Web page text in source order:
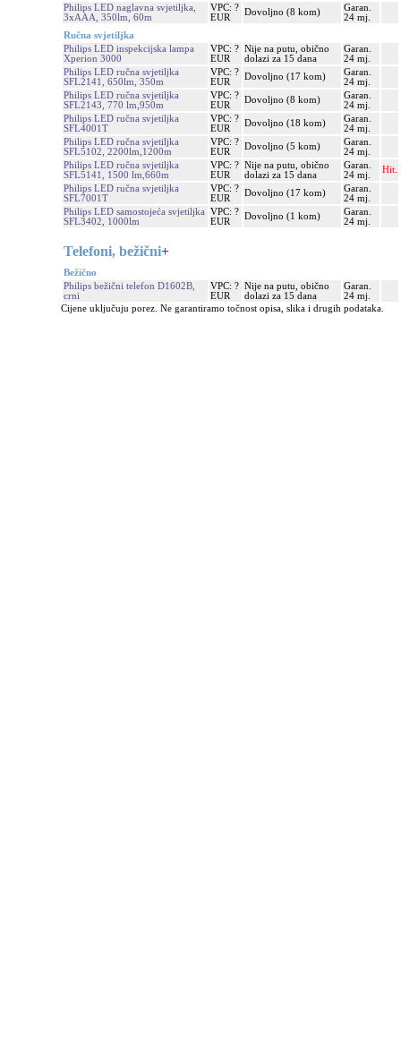
Philips LED naglavna svjetiljka,
3xAAA, 350lm, 60m
VPC: ?
EUR
Dovoljno (8 kom)
Garan.
24 mj.
Ručna svjetiljka
Philips LED inspekcijska lampa
Xperion 3000
VPC: ?
EUR
Nije na putu, obično
dolazi za 15 dana
Garan.
24 mj.
Philips LED ručna svjetiljka
SFL2141, 650lm, 350m
VPC: ?
EUR
Dovoljno (17 kom)
Garan.
24 mj.
Philips LED ručna svjetiljka
SFL2143, 770 lm,950m
VPC: ?
EUR
Dovoljno (8 kom)
Garan.
24 mj.
Philips LED ručna svjetiljka
SFL4001T
VPC: ?
EUR
Dovoljno (18 kom)
Garan.
24 mj.
Philips LED ručna svjetiljka
SFL5102, 2200lm,1200m
VPC: ?
EUR
Dovoljno (5 kom)
Garan.
24 mj.
Philips LED ručna svjetiljka
SFL5141, 1500 lm,660m
VPC: ?
EUR
Nije na putu, obično
dolazi za 15 dana
Garan.
24 mj.
Hit.
Philips LED ručna svjetiljka
SFL7001T
VPC: ?
EUR
Dovoljno (17 kom)
Garan.
24 mj.
Philips LED samostojeća svjetiljka
SFL3402, 1000lm
VPC: ?
EUR
Dovoljno (1 kom)
Garan.
24 mj.
Telefoni, bežični+
Bežično
Philips bežični telefon D1602B,
crni
VPC: ?
EUR
Nije na putu, obično
dolazi za 15 dana
Garan.
24 mj.
Cijene uključuju porez. Ne garantiramo točnost opisa, slika i drugih podataka.